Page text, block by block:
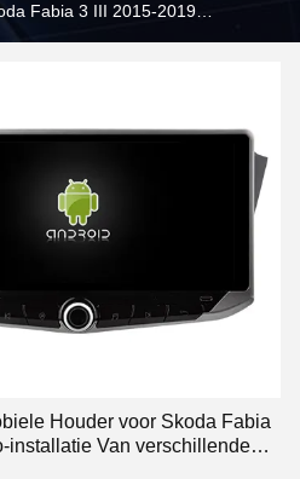
Fabia 3 III 2015-2019
Houder voor Skoda Fabia
installatie Van verschillende